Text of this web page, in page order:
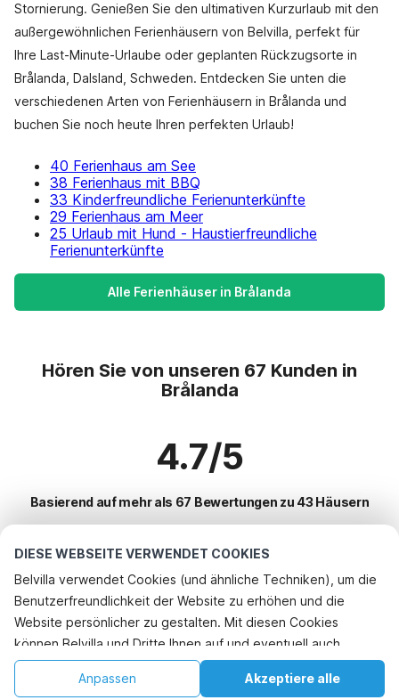
DIESE WEBSEITE VERWENDET COOKIES
Belvilla verwendet Cookies (und ähnliche Techniken), um die
Benutzerfreundlichkeit der Website zu erhöhen und die
Website persönlicher zu gestalten. Mit diesen Cookies
können Belvilla und Dritte Ihnen auf und eventuell auch
außerhalb unserer Website folgen, um Werbung Ihren
Interessen anzupassen und das Teilen von Informationen über
Akzeptiere alle
Anpassen
Stornierung. Genießen Sie den ultimativen Kurzurlaub mit den
außergewöhnlichen Ferienhäusern von Belvilla, perfekt für
Ihre Last-Minute-Urlaube oder geplanten Rückzugsorte in
Brålanda, Dalsland, Schweden. Entdecken Sie unten die
verschiedenen Arten von Ferienhäusern in Brålanda und
buchen Sie noch heute Ihren perfekten Urlaub!
40 Ferienhaus am See
38 Ferienhaus mit BBQ
33 Kinderfreundliche Ferienunterkünfte
29 Ferienhaus am Meer
25 Urlaub mit Hund - Haustierfreundliche
Ferienunterkünfte
Alle Ferienhäuser in Brålanda
Hören Sie von unseren 67 Kunden in
Brålanda
4.7/5
Basierend auf mehr als 67 Bewertungen zu 43 Häusern
Beliebteste Reiseziele für Urlaub
Top-Städte mit Top-Annehmlichkeiten für den Urlaub
Ferienhaus am See bralanda
Ferienhaus am See mellerud
Ferienhaus am See dalsebo
Beliebte Ausstattungen für Urlaub in Bralanda
Ferienhaus am See
Beliebte Städte für den Urlaub in Dalsland
Rufen Sie an, um zu buchen
Startseite Wunschliste Buchungen Konto